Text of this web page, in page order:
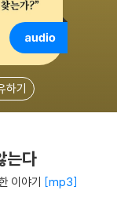
하기
는다
이야기 mp3